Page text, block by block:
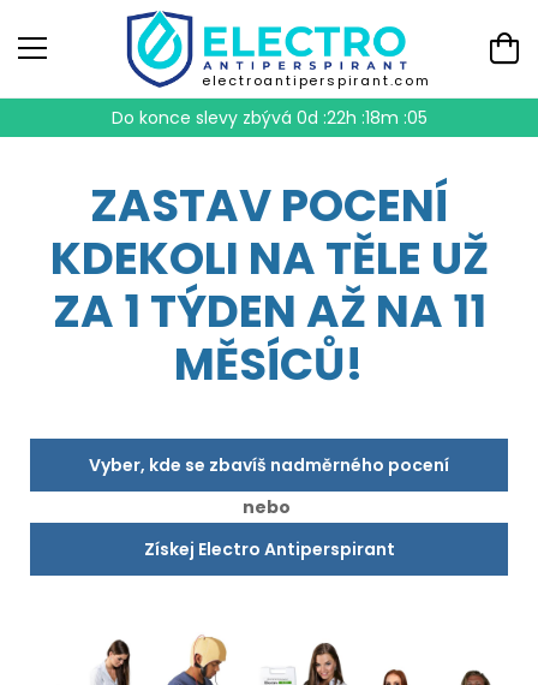
electroantiperspirant.com
Do konce slevy zbývá 0d :22h :18m :04
ZASTAV POCENÍ
KDEKOLI NA TĚLE UŽ
ZA 1 TÝDEN AŽ NA 11
MĚSÍCŮ!
Vyber, kde se zbavíš nadměrného pocení
nebo
Získej Electro Antiperspirant